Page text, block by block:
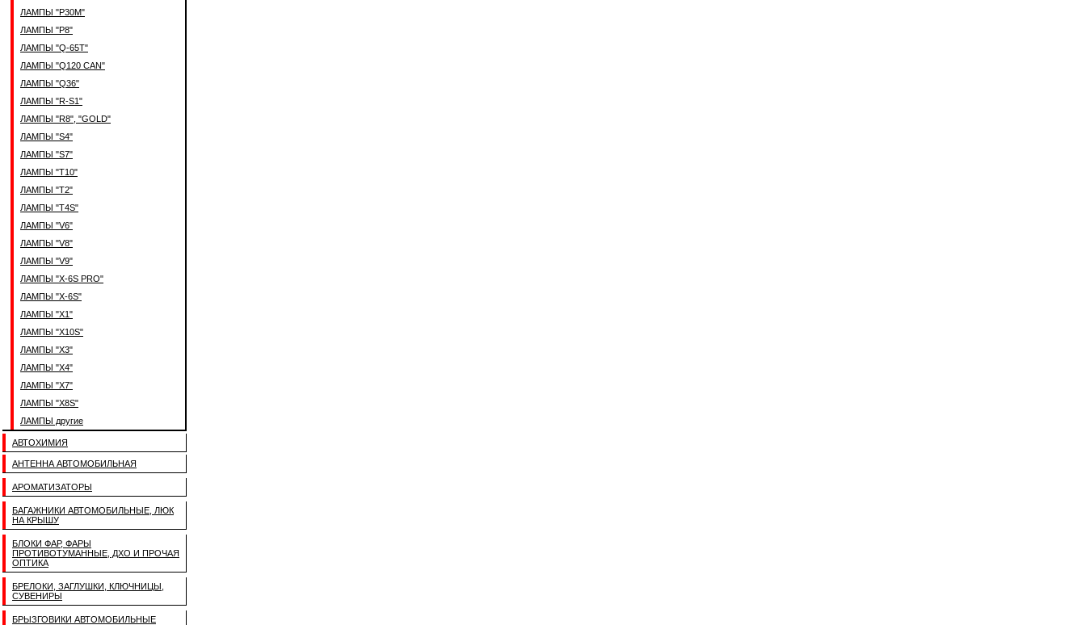
ЛАМПЫ "P30M"
ЛАМПЫ "P8"
ЛАМПЫ "Q-65T"
ЛАМПЫ "Q120 CAN"
ЛАМПЫ "Q36"
ЛАМПЫ "R-S1"
ЛАМПЫ "R8", "GOLD"
ЛАМПЫ "S4"
ЛАМПЫ "S7"
ЛАМПЫ "T10"
ЛАМПЫ "T2"
ЛАМПЫ "T4S"
ЛАМПЫ "V6"
ЛАМПЫ "V8"
ЛАМПЫ "V9"
ЛАМПЫ "X-6S PRO"
ЛАМПЫ "X-6S"
ЛАМПЫ "X1"
ЛАМПЫ "X10S"
ЛАМПЫ "X3"
ЛАМПЫ "X4"
ЛАМПЫ "X7"
ЛАМПЫ "X8S"
ЛАМПЫ другие
АВТОХИМИЯ
АНТЕННА АВТОМОБИЛЬНАЯ
АРОМАТИЗАТОРЫ
БАГАЖНИКИ АВТОМОБИЛЬНЫЕ, ЛЮК
НА КРЫШУ
БЛОКИ ФАР, ФАРЫ
ПРОТИВОТУМАННЫЕ, ДХО И ПРОЧАЯ
ОПТИКА
БРЕЛОКИ, ЗАГЛУШКИ, КЛЮЧНИЦЫ,
СУВЕНИРЫ
БРЫЗГОВИКИ АВТОМОБИЛЬНЫЕ